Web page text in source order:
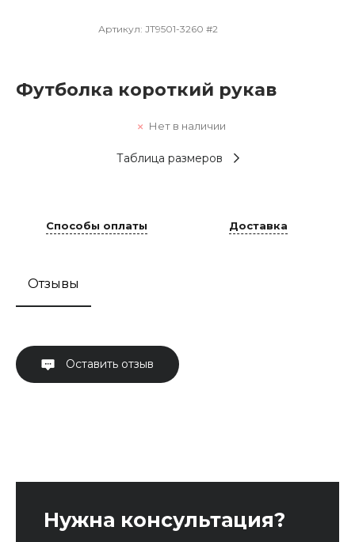
Артикул: JT9501-3260 #2
Футболка короткий рукав
Нет в наличии
Таблица размеров
Способы оплаты Доставка
Отзывы
Оставить отзыв
Нужна консультация?